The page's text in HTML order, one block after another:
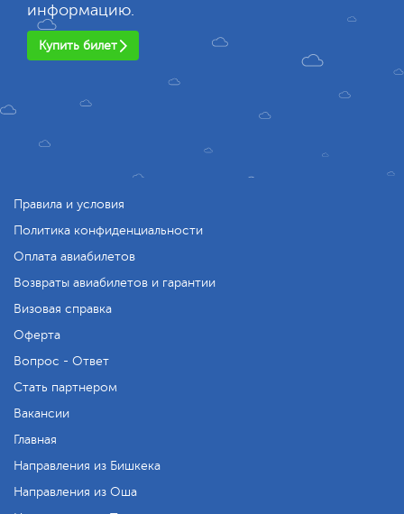
информацию.
Купить билет
Правила и условия
Политика конфиденциальности
Оплата авиабилетов
Возвраты авиабилетов и гарантии
Визовая справка
Оферта
Вопрос - Ответ
Стать партнером
Вакансии
Главная
Направления из Бишкека
Направления из Оша